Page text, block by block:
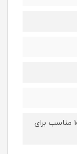
کمک فنر عقب گازی آپکو مدل 150112 مناسب برای